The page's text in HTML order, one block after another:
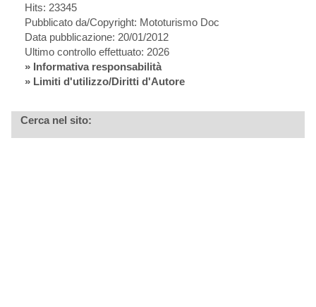
Hits: 23345
Pubblicato da/Copyright: Mototurismo Doc
Data pubblicazione: 20/01/2012
Ultimo controllo effettuato: 2026
» Informativa responsabilità
» Limiti d'utilizzo/Diritti d'Autore
Cerca nel sito: